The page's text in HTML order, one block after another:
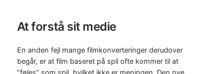
At forstå sit medie
En anden fejl mange filmkonverteringer derudover
begår, er at film baseret på spil ofte kommer til at